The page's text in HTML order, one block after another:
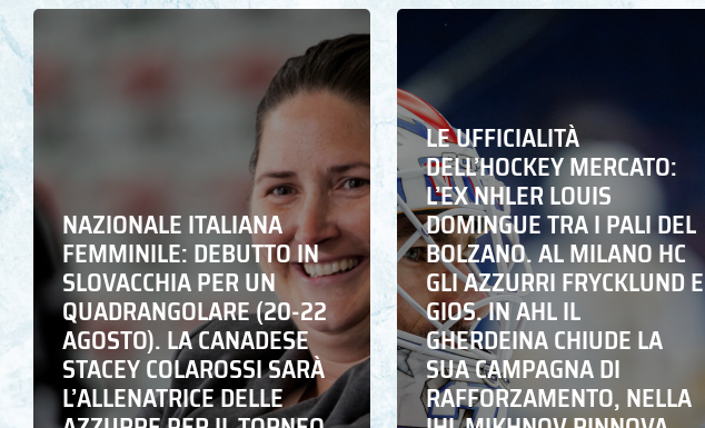
NAZIONALE ITALIANA
FEMMINILE: DEBUTTO IN
SLOVACCHIA PER UN
QUADRANGOLARE (20-22
AGOSTO). LA CANADESE
STACEY COLAROSSI SARÀ
L’ALLENATRICE DELLE
LE UFFICIALITÀ
DELL’HOCKEY MERCATO:
L’EX NHLER LOUIS
DOMINGUE TRA I PALI DEL
BOLZANO. AL MILANO HC
GLI AZZURRI FRYCKLUND E
GIOS. IN AHL IL
GHERDEINA CHIUDE LA
SUA CAMPAGNA DI
RAFFORZAMENTO, NELLA